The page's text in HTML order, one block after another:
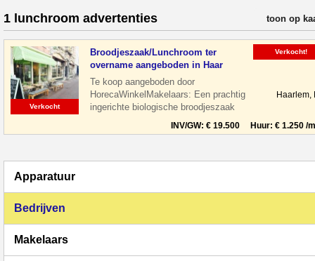
1 lunchroom advertenties verfijn
toon op
Verkocht
Broodjeszaak/Lunchroom ter
overname aangeboden in Haar
Te koop aangeboden door
HorecaWinkelMakelaars: Een prachtig
ingerichte biologische broodjeszaak
gelegen midden in het centrum van
Haarlem tussen de le
Haarlem,
INV/GW: € 19.500 Huur: € 1.250 /
Verkocht!
Apparatuur
Bedrijven
Makelaars